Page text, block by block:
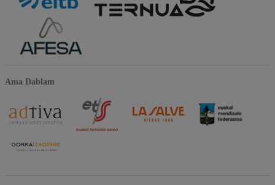
Ama Dablam